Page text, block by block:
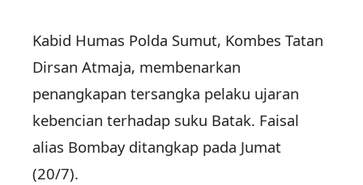
Kabid Humas Polda Sumut, Kombes Tatan
Dirsan Atmaja, membenarkan
penangkapan tersangka pelaku ujaran
kebencian terhadap suku Batak. Faisal
alias Bombay ditangkap pada Jumat
(20/7).